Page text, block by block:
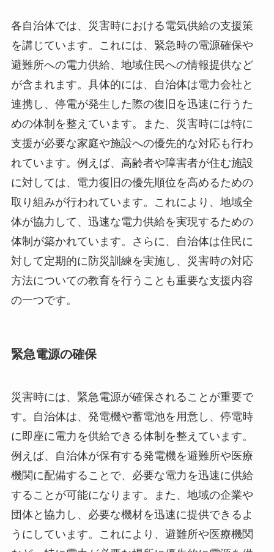
各自治体では、災害時における電気供給の支援策
を講じています。これには、緊急時の電源確保や
避難所への電力供給、地域住民への情報提供など
が含まれます。具体的には、自治体は電力会社と
連携し、停電が発生した際の復旧を迅速に行うた
めの体制を整えています。また、災害時には特に
支援が必要な家庭や施設への優先的な対応も行わ
れています。例えば、高齢者や障害者が住む施設
に対しては、電力復旧の優先順位を高めるための
取り組みが行われています。これにより、地域全
体が協力して、迅速な電力供給を実現するための
体制が築かれています。さらに、自治体は住民に
対して定期的に防災訓練を実施し、災害時の対応
方法についての教育を行うことも重要な支援内容
の一つです。
緊急電源の確保
災害時には、緊急電源が確保されることが重要で
す。自治体は、発電機や蓄電池を用意し、停電時
に即座に電力を供給できる体制を整えています。
例えば、自治体が保有する発電機を避難所や医療
機関に配備することで、必要な電力を迅速に供給
することが可能になります。また、地域の企業や
団体と協力し、必要な機材を迅速に提供できるよ
うにしています。これにより、避難所や医療機関